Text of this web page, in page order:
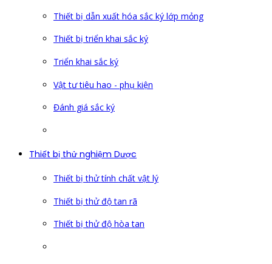
Thiết bị dẫn xuất hóa sắc ký lớp mỏng
Thiết bị triển khai sắc ký
Triển khai sắc ký
Vật tư tiêu hao - phụ kiện
Đánh giá sắc ký
Thiết bị thử nghiệm Dược
Thiết bị thử tính chất vật lý
Thiết bị thử độ tan rã
Thiết bị thử độ hòa tan